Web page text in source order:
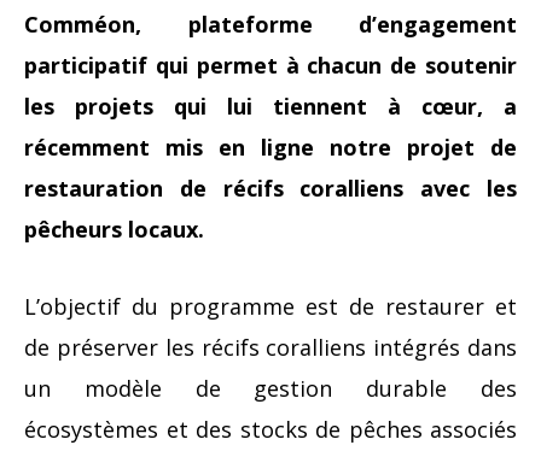
Comméon, plateforme d’engagement
participatif qui permet à chacun de soutenir
les projets qui lui tiennent à cœur, a
récemment mis en ligne notre projet de
restauration de récifs coralliens avec les
pêcheurs locaux.
L’objectif du programme est de restaurer et
de préserver les récifs coralliens intégrés dans
un modèle de gestion durable des
écosystèmes et des stocks de pêches associés